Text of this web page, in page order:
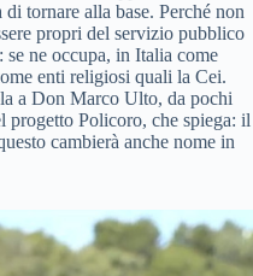
tornare alla base. Perché non
propri del servizio pubblico
ne occupa, in Italia come
enti religiosi quali la Cei.
a Don Marco Ulto, da pochi
progetto Policoro, che spiega: il
cambierà anche nome in